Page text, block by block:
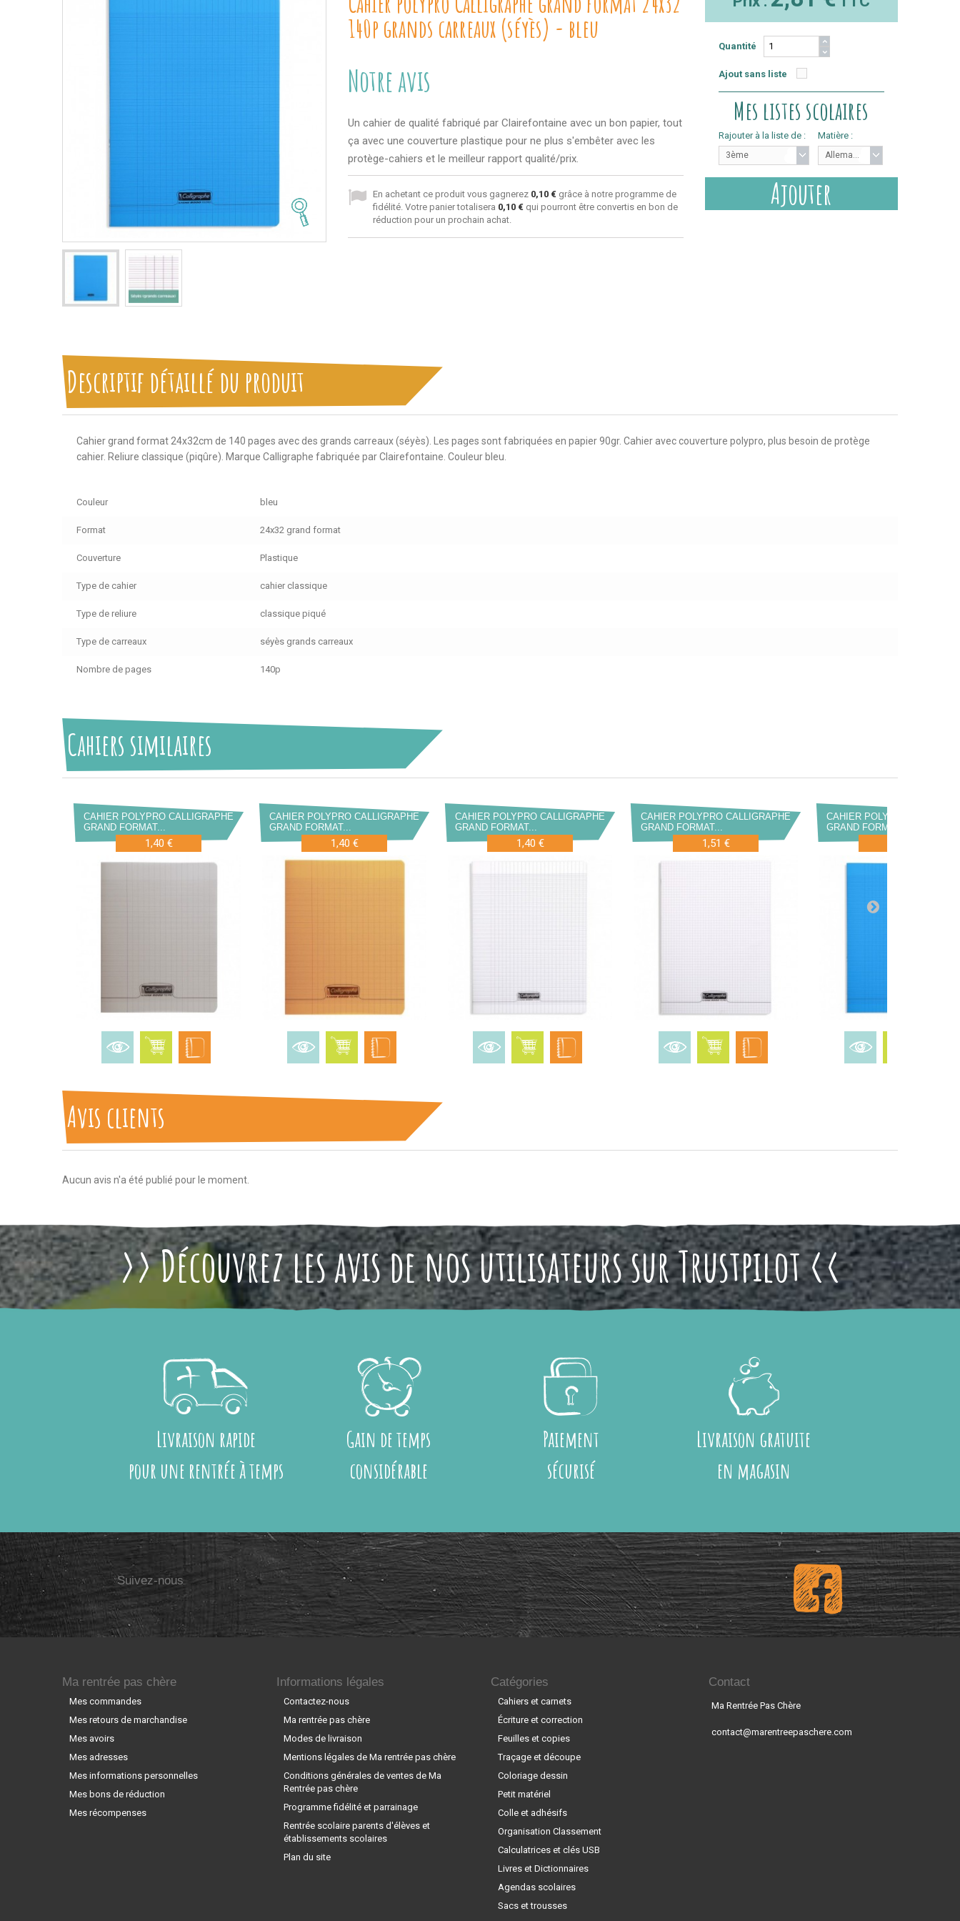
140p grands carreaux (séyès) - bleu
Notre avis
Un cahier de qualité fabriqué par Clairefontaine avec un bon papier, tout
ça avec une couverture plastique pour ne plus s'embêter avec les
protège-cahiers et le meilleur rapport qualité/prix.
En achetant ce produit vous gagnerez 0,10 €grâce à notre programme de
fidélité. Votre panier totalisera 0,10 €qui pourront être convertis en bon de
réduction pour un prochain achat.
Quantité
Ajout sans liste
Mes listes scolaires
Rajouter à la liste de :
3ème
Matière :
Allemand
Ajouter
Descriptif détaillé du produit
Cahier grand format 24x32cm de 140 pages avec des grands carreaux (séyès). Les pages sont fabriquées en papier 90gr. Cahier avec couverture polypro, plus besoin de protège
cahier. Reliure classique (piqûre). Marque Calligraphe fabriquée par Clairefontaine. Couleur bleu.
Couleur bleu
Format 24x32 grand format
Couverture Plastique
Type de cahier cahier classique
Type de reliure classique piqué
Type de carreaux séyès grands carreaux
Nombre de pages 140p
Cahiers similaires
CAHIER POLYPRO CALLIGRAPHE
GRAND FORMAT...
1,40 €
CAHIER POLYPRO CALLIGRAPHE
GRAND FORMAT...
1,40 €
CAHIER POLYPRO CALLIGRAPHE
GRAND FORMAT...
1,40 €
CAHIER POLYPRO CALLIGRAPHE
GRAND FORMAT...
1,51 €
CAHIER POLYPRO
GRAND FORMAT...
Avis clients
Aucun avis n'a été publié pour le moment.
>> Découvrez les avis de nos utilisateurs sur Trustpilot <<
Livraison rapide
pour une rentrée à temps
Gain de temps
considérable
Paiement
sécurisé
Livraison gratuite
en magasin
Suivez-nous
Ma rentrée pas chère
Mes commandes
Mes retours de marchandise
Mes avoirs
Mes adresses
Mes informations personnelles
Mes bons de réduction
Mes récompenses
Informations légales
Contactez-nous
Ma rentrée pas chère
Modes de livraison
Mentions légales de Ma rentrée pas chère
Conditions générales de ventes de Ma
Rentrée pas chère
Programme fidélité et parrainage
Rentrée scolaire parents d'élèves et
établissements scolaires
Plan du site
Catégories
Cahiers et carnets
Écriture et correction
Feuilles et copies
Traçage et découpe
Coloriage dessin
Petit matériel
Colle et adhésifs
Organisation Classement
Calculatrices et clés USB
Livres et Dictionnaires
Agendas scolaires
Sacs et trousses
Contact
Ma Rentrée Pas Chère
contact@marentreepaschere.com